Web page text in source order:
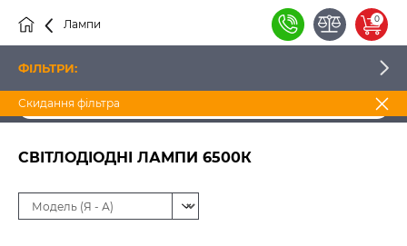
0
Лампи
Cвітлодіодні Світлодіодні лампи 6500К
СВІТЛОДІОДНІ ЛАМПИ 6500К
ФІЛЬТРИ:
Скидання фільтра
ВИРОБНИК